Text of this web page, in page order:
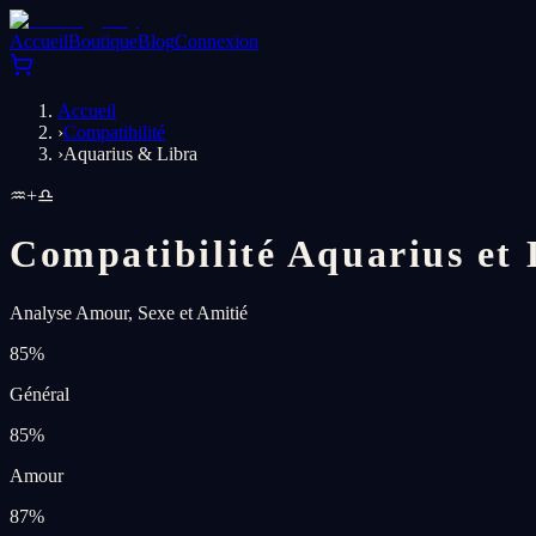
AccueilBoutiqueBlogConnexion
Accueil
›Compatibilité
›Aquarius & Libra
♒+♎
Compatibilité Aquarius et
Analyse Amour, Sexe et Amitié
85%
Général
85%
Amour
87%